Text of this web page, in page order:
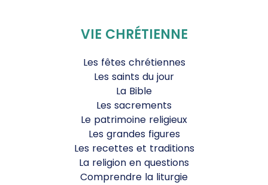
VIE CHRÉTIENNE
Les fêtes chrétiennes
Les saints du jour
La Bible
Les sacrements
Le patrimoine religieux
Les grandes figures
Les recettes et traditions
La religion en questions
Comprendre la liturgie